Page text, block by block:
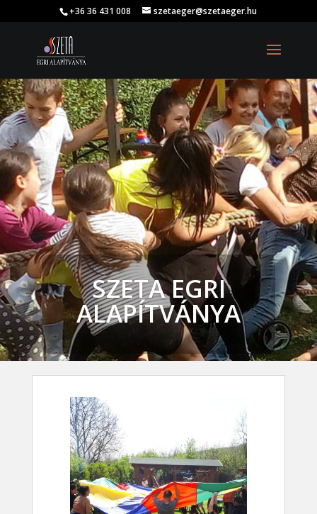
+36 36 431 008 szetaeger@szetaeger.hu
SZETA EGRI
ALAPÍTVÁNYA